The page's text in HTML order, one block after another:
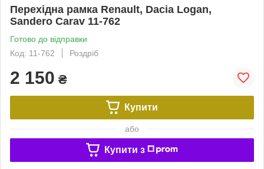
Перехідна рамка Renault, Dacia Logan,
Sandero Carav 11-762
Готово до відправки
Код: 11-762
Роздріб
2 150 ₴
Купити
або
Купити з